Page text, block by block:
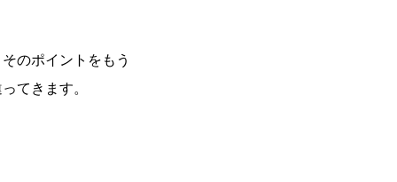
のポイントをもう
てきます。